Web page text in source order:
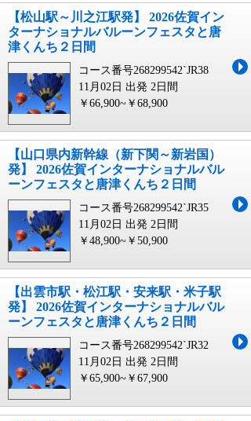
【松山駅～川之江駅発】 2026佐賀イン
ターナショナルバルーンフェスタと唐
津くんち２日間
コース番号268299542`JR38
11月02日 出発 2日間
￥66,900~￥68,900
【山口県内新幹線（新下関～新岩国）
発】 2026佐賀インターナショナルバル
ーンフェスタと唐津くんち２日間
コース番号268299542`JR35
11月02日 出発 2日間
￥48,900~￥50,900
【出雲市駅・松江駅・安来駅・米子駅
発】 2026佐賀インターナショナルバル
ーンフェスタと唐津くんち２日間
コース番号268299542`JR32
11月02日 出発 2日間
￥65,900~￥67,900